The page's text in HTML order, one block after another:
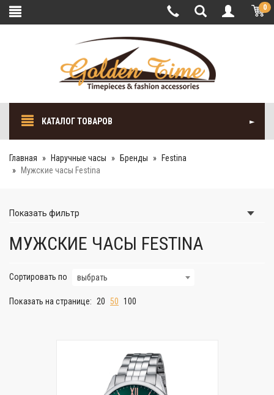
0
КАТАЛОГ ТОВАРОВ
Главная Наручные часы Бренды
Festina
Мужские часы Festina
Показать фильтр
МУЖСКИЕ ЧАСЫ FESTINA
Сортировать по выбрать
Показать на странице: 20 50 100